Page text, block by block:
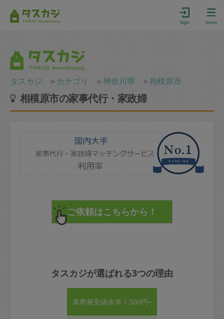
login menu
タスカジ ＞ カテゴリ ＞神奈川県 ＞相模原市
相模原市の家事代行・家政婦
タスカジが選ばれる3つの理由
業界最安値水準 1,500円~